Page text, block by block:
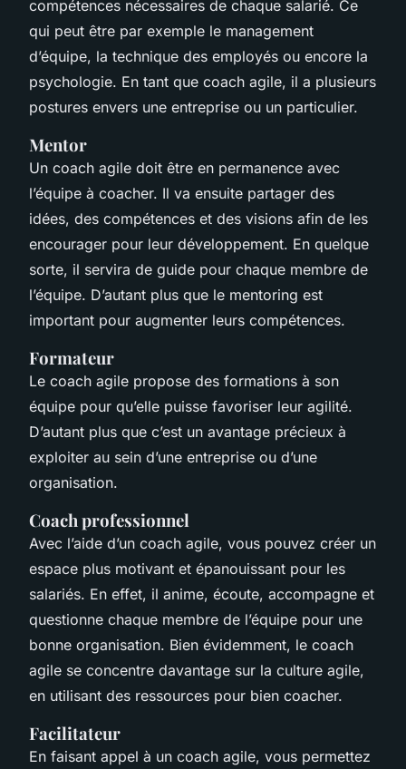
compétences nécessaires de chaque salarié. Ce
qui peut être par exemple le management
d’équipe, la technique des employés ou encore la
psychologie. En tant que coach agile, il a plusieurs
postures envers une entreprise ou un particulier.
Mentor
Un coach agile doit être en permanence avec
l’équipe à coacher. Il va ensuite partager des
idées, des compétences et des visions afin de les
encourager pour leur développement. En quelque
sorte, il servira de guide pour chaque membre de
l’équipe. D’autant plus que le mentoring est
important pour augmenter leurs compétences.
Formateur
Le coach agile propose des formations à son
équipe pour qu’elle puisse favoriser leur agilité.
D’autant plus que c’est un avantage précieux à
exploiter au sein d’une entreprise ou d’une
organisation.
Coach professionnel
Avec l’aide d’un coach agile, vous pouvez créer un
espace plus motivant et épanouissant pour les
salariés. En effet, il anime, écoute, accompagne et
questionne chaque membre de l’équipe pour une
bonne organisation. Bien évidemment, le coach
agile se concentre davantage sur la culture agile,
en utilisant des ressources pour bien coacher.
Facilitateur
En faisant appel à un coach agile, vous permettez